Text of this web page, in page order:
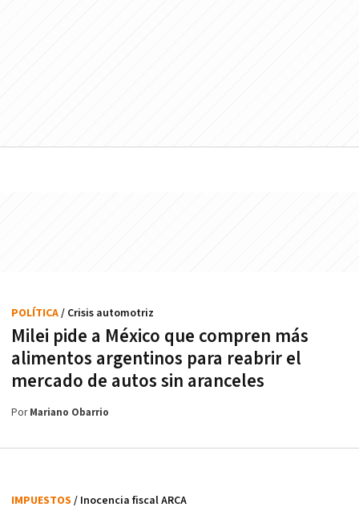
Milei pide a México que compren más
alimentos argentinos para reabrir el
mercado de autos sin aranceles
POLÍTICA/ Crisis automotriz
PorMariano Obarrio
IMPUESTOS / Inocencia fiscal ARCA